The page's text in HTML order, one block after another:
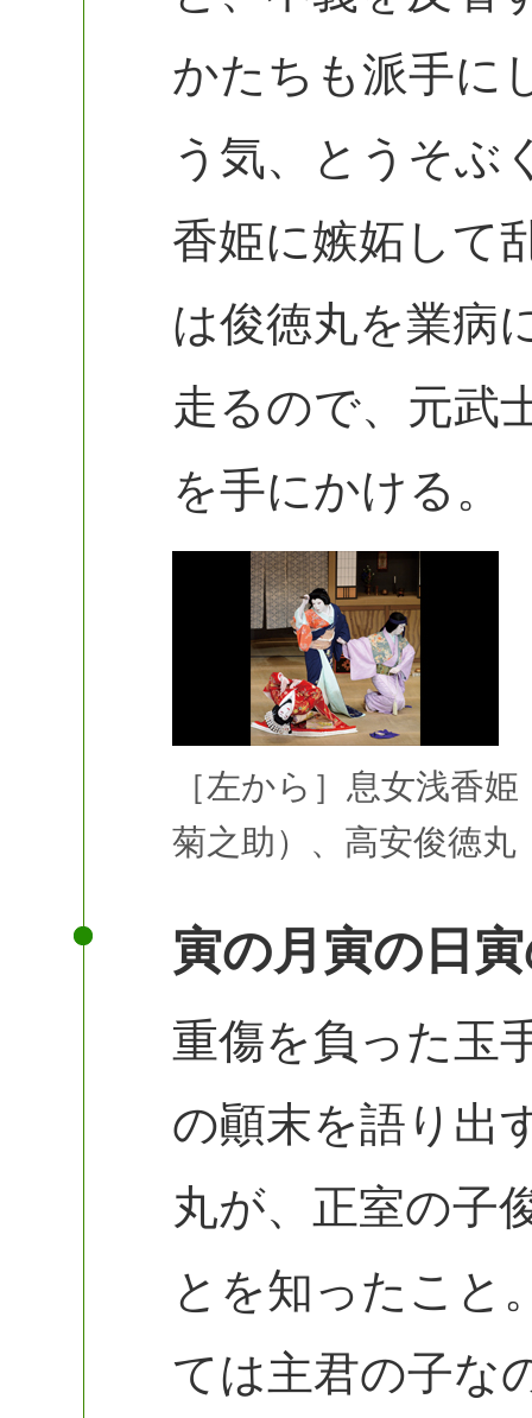
かたちも派手に
う気、とうそぶ
香姫に嫉妬して
は俊徳丸を業病
走るので、元武
を手にかける。
［左から］息女浅香
菊之助）、高安俊徳
寅の月寅の日
重傷を負った玉
の顚末を語り出
丸が、正室の子
とを知ったこと
ては主君の子な